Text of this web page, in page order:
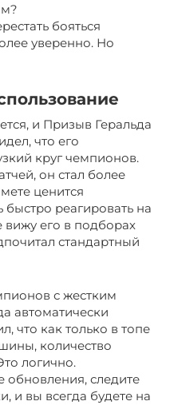
бояться
уверенно. Но
и Призыв Геральда
что его
круг чемпионов.
он стал более
ценится
быстро реагировать на
вижу его в подборах
стандартный
с жестким
автоматически
что как только в топе
количество
логично.
обновления, следите
и вы всегда будете на